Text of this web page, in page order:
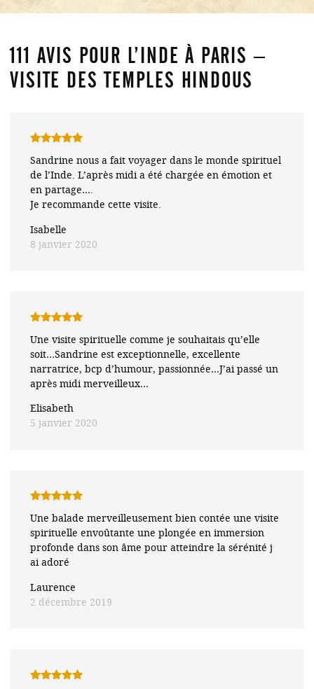
111 AVIS POUR L’INDE À PARIS –
VISITE DES TEMPLES HINDOUS
5
Isabelle
8 janvier 2020
Sandrine nous a fait voyager dans le monde spirituel
de l’Inde. L’après midi a été chargée en émotion et
en partage….
Je recommande cette visite.
5
Elisabeth
5 janvier 2020
Une visite spirituelle comme je souhaitais qu’elle
soit…Sandrine est exceptionnelle, excellente
narratrice, bcp d’humour, passionnée…J’ai passé un
après midi merveilleux…
5
Laurence
2 décembre 2019
Une balade merveilleusement bien contée une visite
spirituelle envoûtante une plongée en immersion
profonde dans son âme pour atteindre la sérénité j
ai adoré